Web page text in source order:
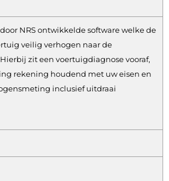
NRS ontwikkelde software welke de
veilig verhogen naar de
zit een voertuigdiagnose vooraf,
rekening houdend met uw eisen en
inclusief uitdraai